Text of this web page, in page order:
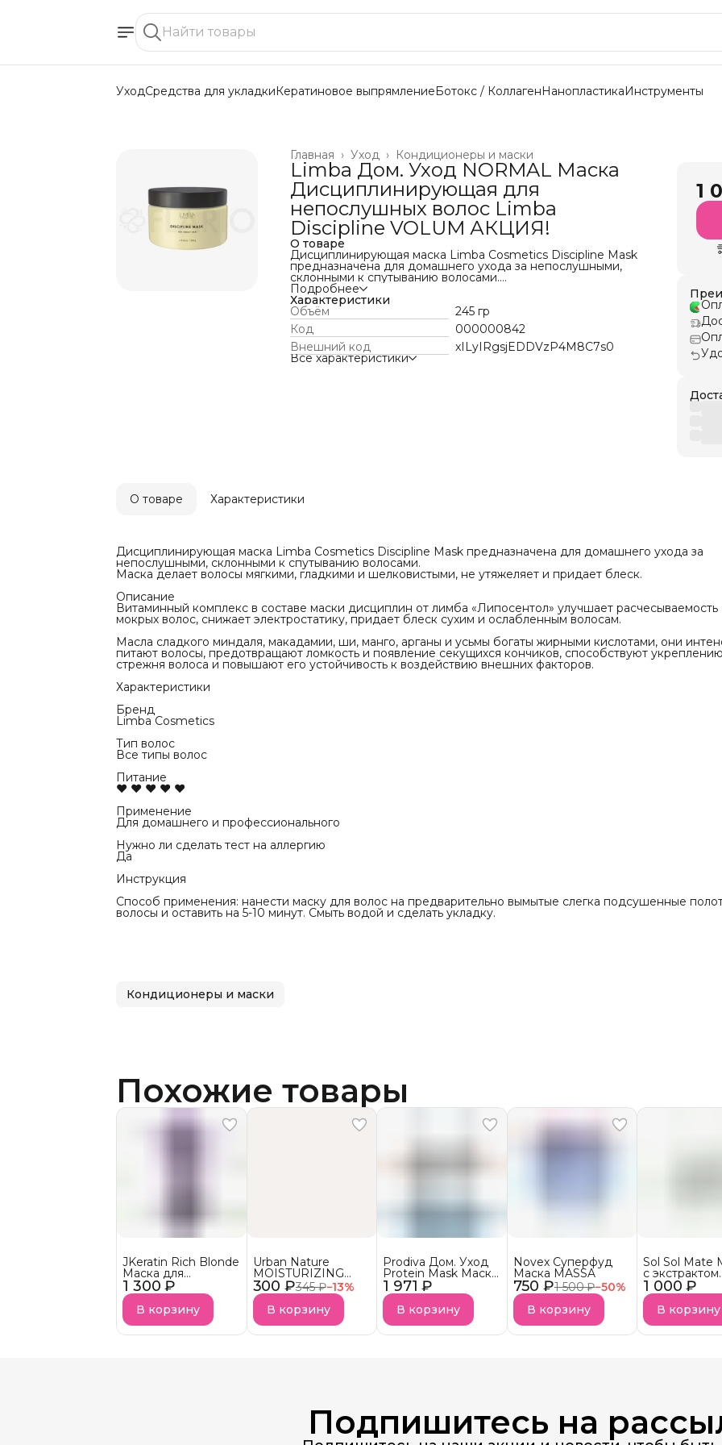
УходСредства для укладкиКератиновое выпрямлениеБотокс / КоллагенНанопластикаИнструменты
Кондиционеры и маски
Уход ›
Главная ›
Limba Дом. Уход NORMAL Маска
Дисциплинирующая для
непослушных волос Limba
Discipline VOLUM АКЦИЯ!
О товаре
Дисциплинирующая маска Limba Cosmetics Discipline Mask
предназначена для домашнего ухода за непослушными,
склонными к спутыванию волосами.
Маска делает волосы мягкими, гладкими и шелковистыми,
не утяжеляет и придает блеск.
Описание
Витаминный комплекс в составе маски дисциплин от лимба
«Липосентол» улучшает расчесываемость мокрых волос,
снижает электростатику, придает блеск сухим и
ослабленным волосам.
Масла сладкого миндаля, макадамии, ши, манго, арганы и
♥ ♥ ♥ ♥ ♥
Да
Инструкция
Способ применения: нанести маску для волос на
предварительно вымытые слегка подсушенные полотенцем
укладку.
Подробнее
Характеристики
Объём
245 гр
Код
000000842
Внешний код
xILyIRgsjEDDVzP4M8C7s0
Все характеристики
1
О товаре Характеристики
Дисциплинирующая маска Limba Cosmetics Discipline Mask предназначена для домашнего ухода за
непослушными, склонными к спутыванию волосами.
Маска делает волосы мягкими, гладкими и шелковистыми, не утяжеляет и придает блеск.
Описание
Витаминный комплекс в составе маски дисциплин от лимба «Липосентол» улучшает расчесываемость
мокрых волос, снижает электростатику, придает блеск сухим и ослабленным волосам.
Масла сладкого миндаля, макадамии, ши, манго, арганы и усьмы богаты жирными кислотами, они
питают волосы, предотвращают ломкость и появление секущихся кончиков, способствуют укреплению
стрежня волоса и повышают его устойчивость к воздействию внешних факторов.
Характеристики
Бренд
Limba Cosmetics
Тип волос
Все типы волос
Питание
♥ ♥ ♥ ♥ ♥
Применение
Для домашнего и профессионального
Нужно ли сделать тест на аллергию
Да
Инструкция
Способ применения: нанести маску для волос на предварительно вымытые слегка подсушенные
волосы и оставить на 5-10 минут. Смыть водой и сделать укладку.
Кондиционеры и маски
Похожие товары
1 300 ₽
JKeratin Rich Blonde
Маска для
осветленных волос
Уход &
нейтрализация
желтизны СКОРО В
НАЛИЧИИ!
В корзину
300 ₽345 ₽−13%
Urban Nature
MOISTURIZING
Кондиционер
Увлажняющий
АКЦИЯ!
В корзину
1 971 ₽
Prodiva Дом. Уход
Protein Mask Маска
протеиновой
реконструкции для
сухих волос
В корзину
750 ₽1 500 ₽−50%
Novex Суперфуд
Маска MASSA
В корзину
1 000 ₽
Sol Sol Mate
с экстрактом
листьев
В корзину
Подпишитесь на